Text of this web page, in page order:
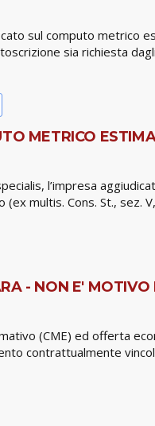
sul computo metrico
sia richiesta
METRICO
l’impresa
multis. Cons. St.,
- NON E' MOTIVO
(CME) ed offerta
contrattualmente